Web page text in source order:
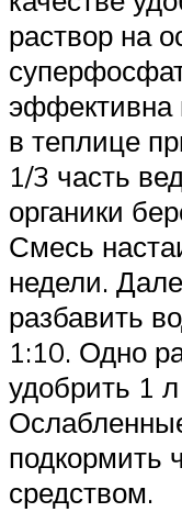
раствор на
эффективна
в теплице
1/3 часть
органики
Смесь
недели.
разбавить
1:10. Одно
удобрить 1
подкормить
средством.